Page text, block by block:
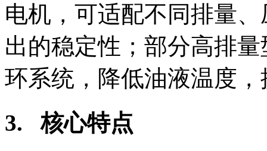
电机，可适配不同排量
出的稳定性；部分高排
环系统，降低油液温度
3. 核心特点